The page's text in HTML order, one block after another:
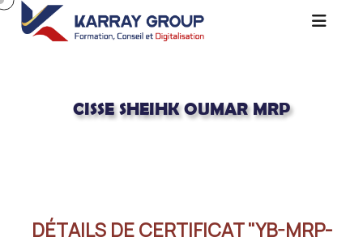
CISSE SHEIHK OUMAR MRP
DÉTAILS DE CERTIFICAT "YB-MRP-